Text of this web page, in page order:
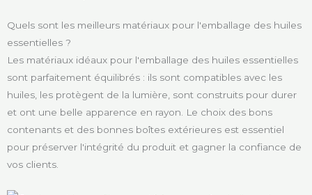
Quels sont les meilleurs matériaux pour l'emballage des huiles
essentielles ?
Les matériaux idéaux pour l'emballage des huiles essentielles
sont parfaitement équilibrés : ils sont compatibles avec les
huiles, les protègent de la lumière, sont construits pour durer
et ont une belle apparence en rayon. Le choix des bons
contenants et des bonnes boîtes extérieures est essentiel
pour préserver l'intégrité du produit et gagner la confiance de
vos clients.